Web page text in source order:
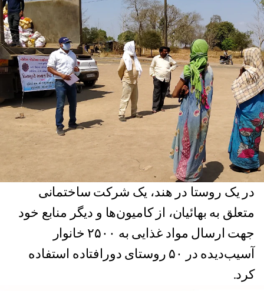
در یک روستا در هند، یک شرکت ساختمانی
متعلق به بهائیان، از کامیون‌ها و دیگر منابع خود
جهت ارسال مواد غذایی به ۲۵۰۰ خانوار
آسیب‌دیده در ۵۰ روستای دورافتاده استفاده
کرد.